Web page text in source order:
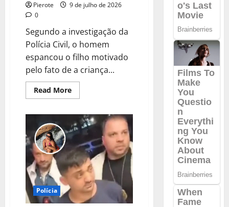
Pierote
9 de julho de 2026
0
Segundo a investigação da
Polícia Civil, o homem
espancou o filho motivado
pelo fato de a criança...
Read MoreRead
more
Pai
confessa
ter
espancado
filho
de
3
anos
até
morte
por
falta
Polícia